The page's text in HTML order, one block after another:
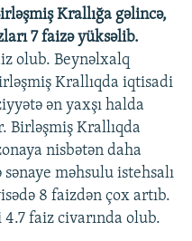
Krallığa gəlincə,
7 faizə yüksəlib.
olub. Beynəlxalq
Krallıqda iqtisadi
ən yaxşı halda
Birləşmiş Krallıqda
nisbətən daha
məhsulu istehsalı
8 faizdən çox artıb.
faiz civarında olub.